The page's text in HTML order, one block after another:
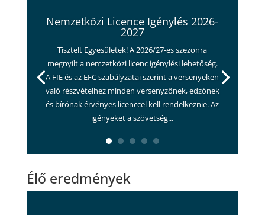
Nemzetközi Licence Igénylés 2026-
2027
Tisztelt Egyesületek! A 2026/27-es szezonra
megnyílt a nemzetközi licenc igénylési lehetőség.
A FIE és az EFC szabályzatai szerint a versenyeken
való részvételhez minden versenyzőnek, edzőnek
és bírónak érvényes licenccel kell rendelkeznie. Az
igényeket a szövetség...
Élő eredmények